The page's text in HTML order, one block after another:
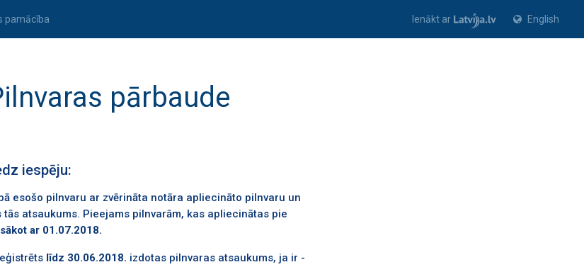
pamācība Ienākt ar English
pārbaude
iespēju:
esošo pilnvaru ar zvērināta notāra apliecināto pilnvaru un
tās atsaukums. Pieejams pilnvarām, kas apliecinātas pie
sākot ar 01.07.2018.
līdz 30.06.2018. izdotas pilnvaras atsaukums, ja ir -